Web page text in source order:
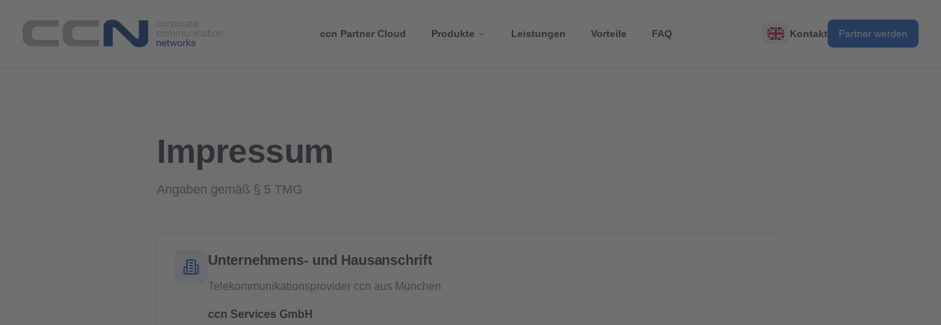
ccn Partner Cloud Produkte Leistungen Vorteile FAQ Kontakt Partner werden
Impressum
Angaben gemäß § 5 TMG
Unternehmens- und Hausanschrift
Telekommunikationsprovider ccn aus München
ccn Services GmbH